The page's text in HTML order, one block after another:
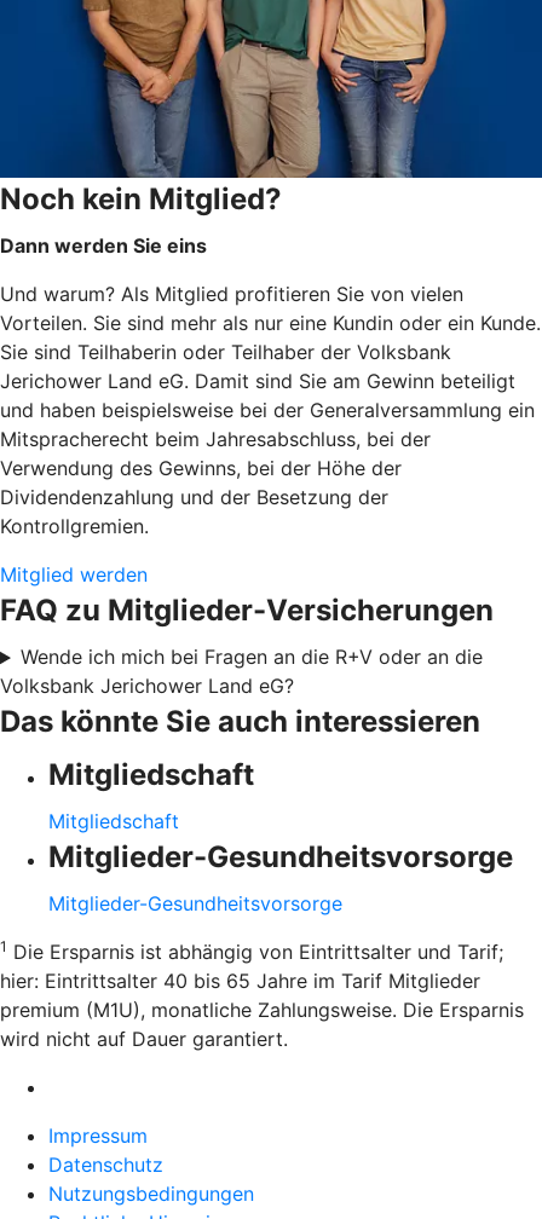
Noch kein Mitglied?
Dann werden Sie eins
Und warum? Als Mitglied profitieren Sie von vielen
Vorteilen. Sie sind mehr als nur eine Kundin oder ein Kunde.
Sie sind Teilhaberin oder Teilhaber der Volksbank
Jerichower Land eG. Damit sind Sie am Gewinn beteiligt
und haben beispielsweise bei der Generalversammlung ein
Mitspracherecht beim Jahresabschluss, bei der
Verwendung des Gewinns, bei der Höhe der
Dividendenzahlung und der Besetzung der
Kontrollgremien.
Mitglied werden
FAQ zu Mitglieder-Versicherungen
Wende ich mich bei Fragen an die R+V oder an die
Volksbank Jerichower Land eG?
Das könnte Sie auch interessieren
Mitgliedschaft
Mitgliedschaft
Mitglieder-Gesundheitsvorsorge
Mitglieder-Gesundheitsvorsorge
1 Die Ersparnis ist abhängig von Eintrittsalter und Tarif;
hier: Eintrittsalter 40 bis 65 Jahre im Tarif Mitglieder
premium (M1U), monatliche Zahlungsweise. Die Ersparnis
wird nicht auf Dauer garantiert.
Impressum
Datenschutz
Nutzungsbedingungen